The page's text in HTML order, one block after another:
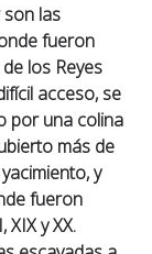
las
fueron
los Reyes
acceso, se
por una colina
más de
y
fueron
y XX.